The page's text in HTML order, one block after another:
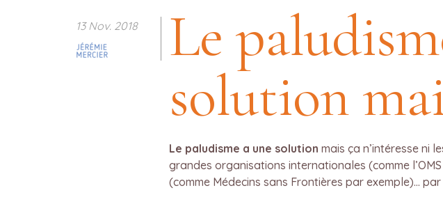
13 Nov. 2018
Le
solution
Le paludisme a une solution mais ça n’intéresse ni
grandes organisations internationales (comme
(comme Médecins sans Frontières par exemple)… par